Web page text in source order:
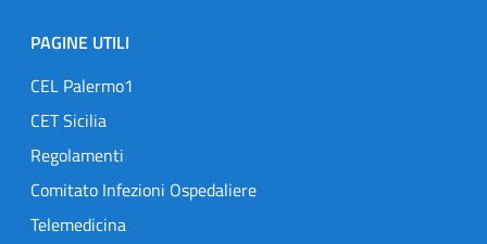
PAGINE UTILI
CEL Palermo1
CET Sicilia
Regolamenti
Comitato Infezioni Ospedaliere
Telemedicina